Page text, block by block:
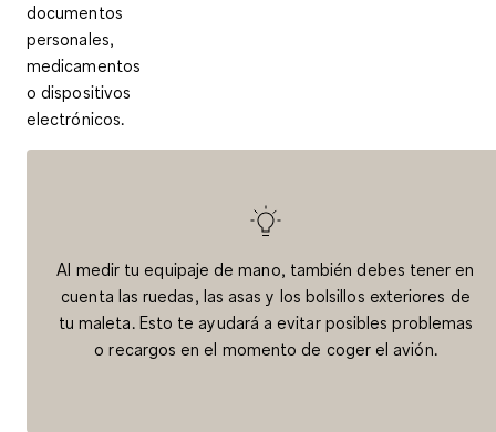
documentos
personales,
medicamentos
o dispositivos
electrónicos.
Al medir tu equipaje de mano, también debes tener en
cuenta las ruedas, las asas y los bolsillos exteriores de
tu maleta. Esto te ayudará a evitar posibles problemas
o recargos en el momento de coger el avión.